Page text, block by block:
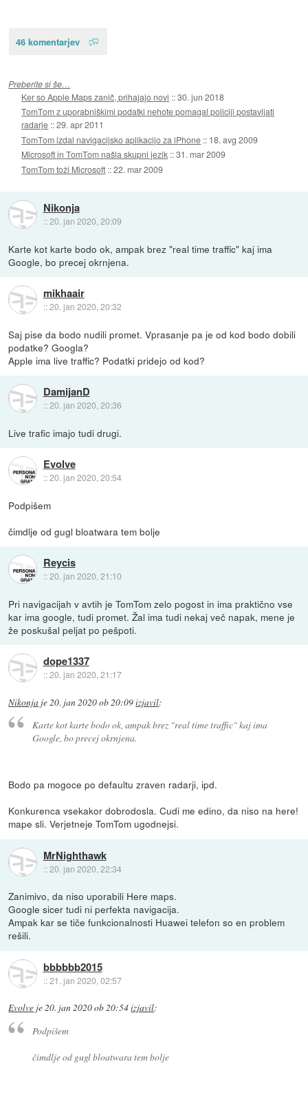
46 komentarjev
Preberite si še…
Ker so Apple Maps zanič, prihajajo novi ::30. jun 2018
TomTom z uporabniškimi podatki nehote pomagal policiji postavljati
radarje ::29. apr 2011
TomTom izdal navigacijsko aplikacijo za iPhone :: 18. avg 2009
Microsoft in TomTom našla skupni jezik ::31. mar 2009
TomTom toži Microsoft ::22. mar 2009
Nikonja
::20. jan 2020, 20:09
Karte kot karte bodo ok, ampak brez "real time traffic" kaj ima
Google, bo precej okrnjena.
mikhaair
::20. jan 2020, 20:32
Saj pise da bodo nudili promet. Vprasanje pa je od kod bodo dobili
podatke? Googla?
Apple ima live traffic? Podatki pridejo od kod?
DamijanD
::20. jan 2020, 20:36
Live trafic imajo tudi drugi.
Evolve
::20. jan 2020, 20:54
Podpišem
čimdlje od gugl bloatwara tem bolje
Reycis
::20. jan 2020, 21:10
Pri navigacijah v avtih je TomTom zelo pogost in ima praktično vse
kar ima google, tudi promet. Žal ima tudi nekaj več napak, mene je
že poskušal peljat po pešpoti.
dope1337
::20. jan 2020, 21:17
Nikonja je20. jan 2020 ob 20:09izjavil:
Karte kot karte bodo ok, ampak brez "real time traffic" kaj ima
Google, bo precej okrnjena.
Bodo pa mogoce po defaultu zraven radarji, ipd.
Konkurenca vsekakor dobrodosla. Cudi me edino, da niso na here!
mape sli. Verjetneje TomTom ugodnejsi.
MrNighthawk
::20. jan 2020, 22:34
Zanimivo, da niso uporabili Here maps.
Google sicer tudi ni perfekta navigacija.
Ampak kar se tiče funkcionalnosti Huawei telefon so en problem
rešili.
bbbbbb2015
::21. jan 2020, 02:57
Evolve je20. jan 2020 ob 20:54izjavil:
Podpišem
čimdlje od gugl bloatwara tem bolje